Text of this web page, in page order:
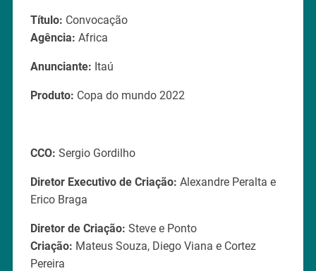
Título: Convocação
Agência: Africa
Anunciante: Itaú
Produto: Copa do mundo 2022
CCO: Sergio Gordilho
Diretor Executivo de Criação: Alexandre Peralta e
Erico Braga
Diretor de Criação: Steve e Ponto
Criação: Mateus Souza, Diego Viana e Cortez
Pereira